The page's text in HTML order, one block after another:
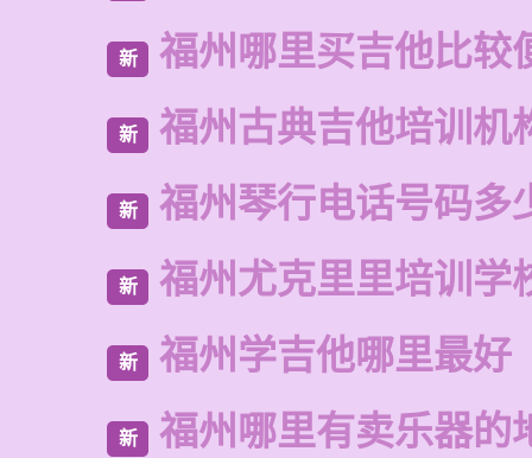
新 福州哪里买吉他比较
新 福州古典吉他培训机
新 福州琴行电话号码多
新 福州尤克里里培训学
新 福州学吉他哪里最好
新 福州哪里有卖乐器的